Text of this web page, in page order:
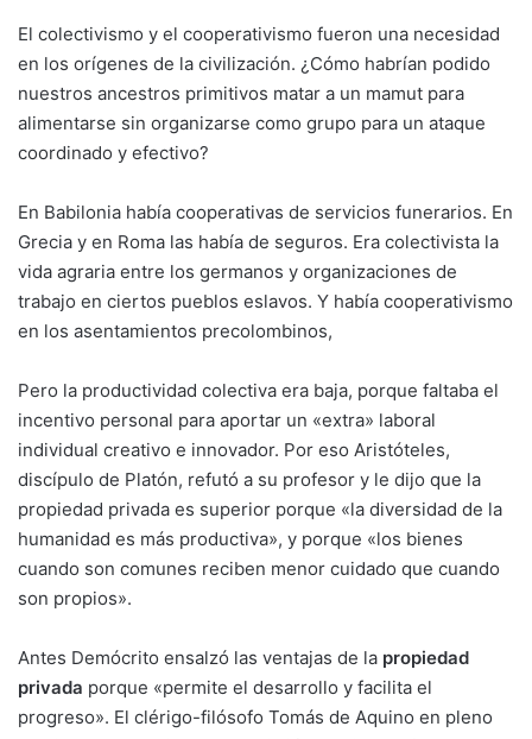
El colectivismo y el cooperativismo fueron una necesidad
en los orígenes de la civilización. ¿Cómo habrían podido
nuestros ancestros primitivos matar a un mamut para
alimentarse sin organizarse como grupo para un ataque
coordinado y efectivo?
En Babilonia había cooperativas de servicios funerarios. En
Grecia y en Roma las había de seguros. Era colectivista la
vida agraria entre los germanos y organizaciones de
trabajo en ciertos pueblos eslavos. Y había cooperativismo
en los asentamientos precolombinos,
Pero la productividad colectiva era baja, porque faltaba el
incentivo personal para aportar un «extra» laboral
individual creativo e innovador. Por eso Aristóteles,
discípulo de Platón, refutó a su profesor y le dijo que la
propiedad privada es superior porque «la diversidad de la
humanidad es más productiva», y porque «los bienes
cuando son comunes reciben menor cuidado que cuando
son propios».
Antes Demócrito ensalzó las ventajas de la propiedad
privada porque «permite el desarrollo y facilita el
progreso». El clérigo-filósofo Tomás de Aquino en pleno